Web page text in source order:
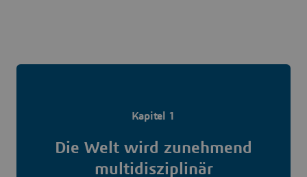
Kapitel 1
Die Welt wird zunehmend
multidisziplinär